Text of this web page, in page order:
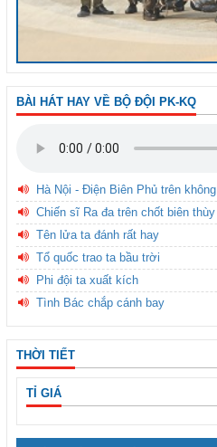
BÀI HÁT HAY VỀ BỘ ĐỘI PK-KQ
Hà Nội - Điện Biên Phủ trên không
Chiến sĩ Ra đa trên chốt biên thùy
Tên lửa ta đánh rất hay
Tổ quốc trao ta bầu trời
Phi đội ta xuất kích
Tình Bác chắp cánh bay
THỜI TIẾT
TỈ GIÁ